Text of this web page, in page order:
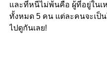
และที่หนีไม่พ้นคือ ผู้ที่อยู่ในเ
ทั้งหมด 5 คน แต่ละคนจะเป็
ไปดูกันเลย!